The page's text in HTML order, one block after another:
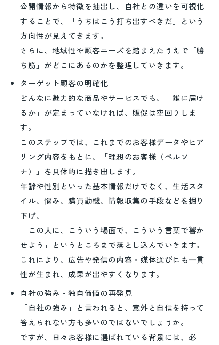
公開情報から特徴を抽出し、自社との違いを可視化
することで、「うちはこう打ち出すべきだ」という
方向性が見えてきます。
さらに、地域性や顧客ニーズを踏まえたうえで「勝
ち筋」がどこにあるのかを整理していきます。
ターゲット顧客の明確化
どんなに魅力的な商品やサービスでも、「誰に届け
るか」が定まっていなければ、販促は空回りしま
す。
このステップでは、これまでのお客様データやヒア
リング内容をもとに、「理想のお客様（ペルソ
ナ）」を具体的に描き出します。
年齢や性別といった基本情報だけでなく、生活スタ
イル、悩み、購買動機、情報収集の手段などを掘り
下げ、
「この人に、こういう場面で、こういう言葉で響か
せよう」というところまで落とし込んでいきます。
これにより、広告や発信の内容・媒体選びにも一貫
性が生まれ、成果が出やすくなります。
自社の強み・独自価値の再発見
「自社の強み」と言われると、意外と自信を持って
答えられない方も多いのではないでしょうか。
ですが、日々お客様に選ばれている背景には、必